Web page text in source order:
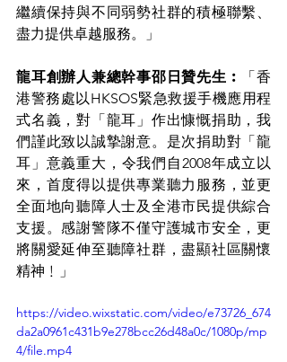
繼續保持與不同弱勢社群的積極聯繫、
盡力提供卓越服務。」
龍耳創辦人兼總幹事邵日贊先生︰
「香
港警務處以HKSOS緊急救援手機應用程
式名義，對「龍耳」作出慷慨捐助，我
們謹此致以誠摯謝意。是次捐助對「龍
耳」意義重大，令我們自2008年成立以
來，首度得以提供專業聽力服務，並更
全面地向聽障人士及全港市民提供綜合
支援。感謝警隊不僅守護城市安全，更
將關愛延伸至聽障社群，盡顯社區關懷
精神﹗」
https://video.wixstatic.com/video/e73726_674
da2a0961c431b9e278bcc26d48a0c/1080p/mp
4/file.mp4